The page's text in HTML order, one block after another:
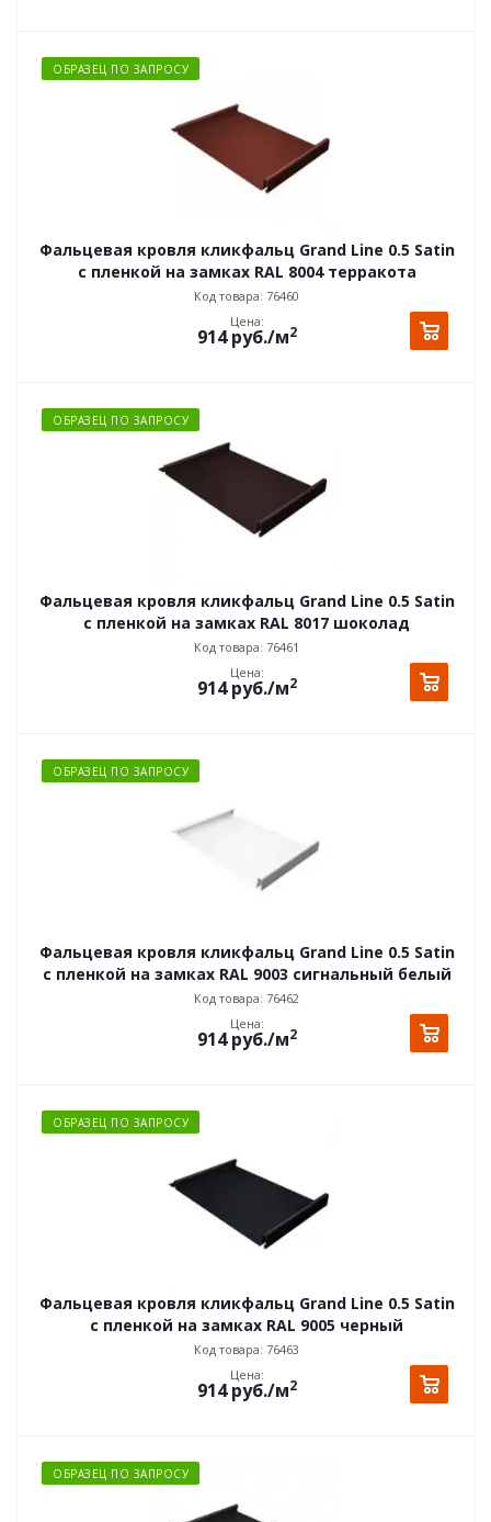
ОБРАЗЕЦ ПО ЗАПРОСУ
Фальцевая кровля кликфальц Grand Line 0.5 Satin
с пленкой на замках RAL 8004 терракота
Код товара: 76460
Цена:
914руб./м2
ОБРАЗЕЦ ПО ЗАПРОСУ
Фальцевая кровля кликфальц Grand Line 0.5 Satin
с пленкой на замках RAL 8017 шоколад
Код товара: 76461
Цена:
914руб./м2
ОБРАЗЕЦ ПО ЗАПРОСУ
Фальцевая кровля кликфальц Grand Line 0.5 Satin
с пленкой на замках RAL 9003 сигнальный белый
Код товара: 76462
Цена:
914руб./м2
ОБРАЗЕЦ ПО ЗАПРОСУ
Фальцевая кровля кликфальц Grand Line 0.5 Satin
с пленкой на замках RAL 9005 черный
Код товара: 76463
Цена:
914руб./м2
ОБРАЗЕЦ ПО ЗАПРОСУ